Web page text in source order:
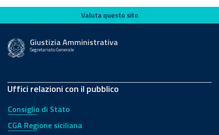
Valuta questo sito
Valuta questo sito
Giustizia Amministrativa
Segretariato Generale
Uffici relazioni con il pubblico
Consiglio di Stato
CGA Regione siciliana